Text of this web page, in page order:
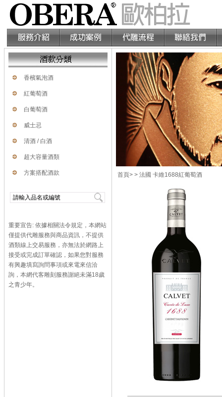
香檳氣泡酒
紅葡萄酒
白葡萄酒
威士忌
清酒 / 白酒
超大容量酒類
方案搭配酒款
重要宣告: 依據相關法令規定，本網站
僅提供代雕服務與商品資訊，不提供
酒類線上交易服務，亦無法於網路上
接受或完成訂單確認，如果您對服務
有興趣填寫詢問事項或來電來信洽
詢，本網代客雕刻服務謝絕未滿18歲
之青少年。
首頁> > 法國 卡維1688紅葡萄酒